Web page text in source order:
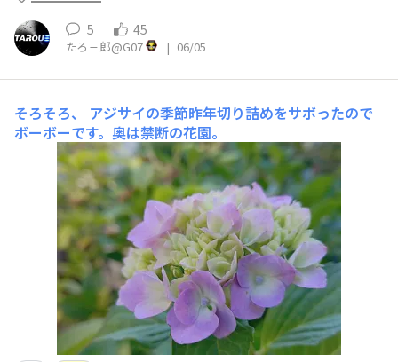
5 45
たろ三郎@G07 | 06/05
そろそろ、
アジサイの季節昨年切り詰めをサボったので
ボーボーです。奥は禁断の花園。